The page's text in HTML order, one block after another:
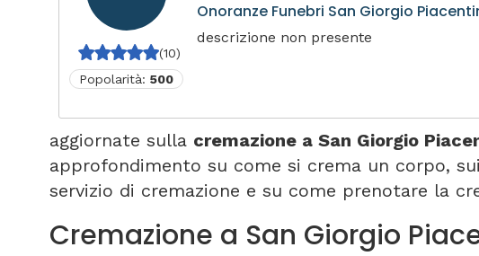
(10)
Popolarità: 500
Onoranze Funebri San Giorgio
descrizione non presente
aggiornate sulla cremazione a San Giorgio
approfondimento su come si crema un corpo,
servizio di cremazione e su come prenotare la
Cremazione a San Giorgio